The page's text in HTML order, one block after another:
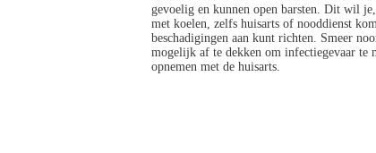
gevoelig en kunnen open barsten. Dit wil
met koelen, zelfs huisarts of nooddienst
beschadigingen aan kunt richten. Smeer
mogelijk af te dekken om infectiegevaar te
opnemen met de huisarts.